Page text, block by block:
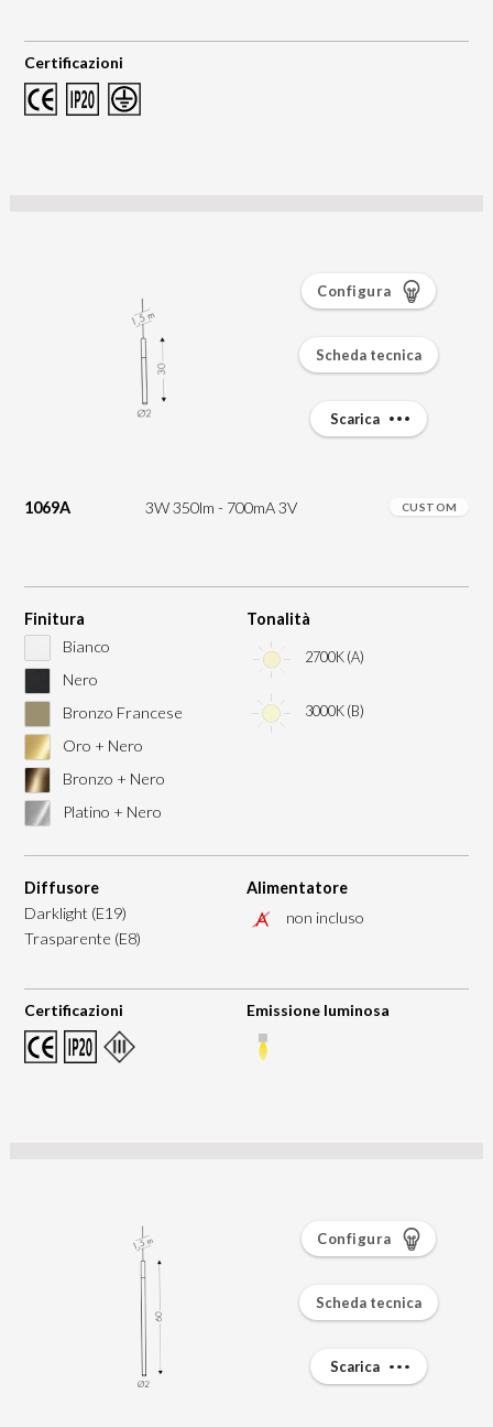
Certificazioni
1069A 3W 350lm - 700mA 3V CUSTOM
Finitura
Bianco
Nero
Bronzo Francese
Oro + Nero
Bronzo + Nero
Platino + Nero
Tonalità
2700K (A)
3000K (B)
Diffusore
Darklight (E19)
Trasparente (E8)
Alimentatore
non incluso
Certificazioni Emissione luminosa
Configura
Scheda tecnica
Scarica
Configura
Scheda tecnica
Scarica